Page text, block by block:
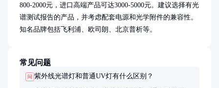
800-2000元，进口高端产品可达3000-5000元。建议选择有光
谱测试报告的产品，并考虑配套电源和光学附件的兼容性。
知名品牌包括飞利浦、欧司朗、北京普析等。
常见问题
问 紫外线光谱灯和普通UV灯有什么区别？